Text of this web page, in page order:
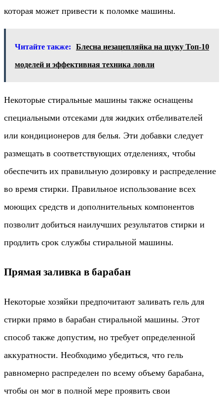
которая может привести к поломке машины.
Читайте также: Блесна незацепляйка на щуку Топ-10
моделей и эффективная техника ловли
Некоторые стиральные машины также оснащены
специальными отсеками для жидких отбеливателей
или кондиционеров для белья. Эти добавки следует
размещать в соответствующих отделениях, чтобы
обеспечить их правильную дозировку и распределение
во время стирки. Правильное использование всех
моющих средств и дополнительных компонентов
позволит добиться наилучших результатов стирки и
продлить срок службы стиральной машины.
Прямая заливка в барабан
Некоторые хозяйки предпочитают заливать гель для
стирки прямо в барабан стиральной машины. Этот
способ также допустим, но требует определенной
аккуратности. Необходимо убедиться, что гель
равномерно распределен по всему объему барабана,
чтобы он мог в полной мере проявить свои